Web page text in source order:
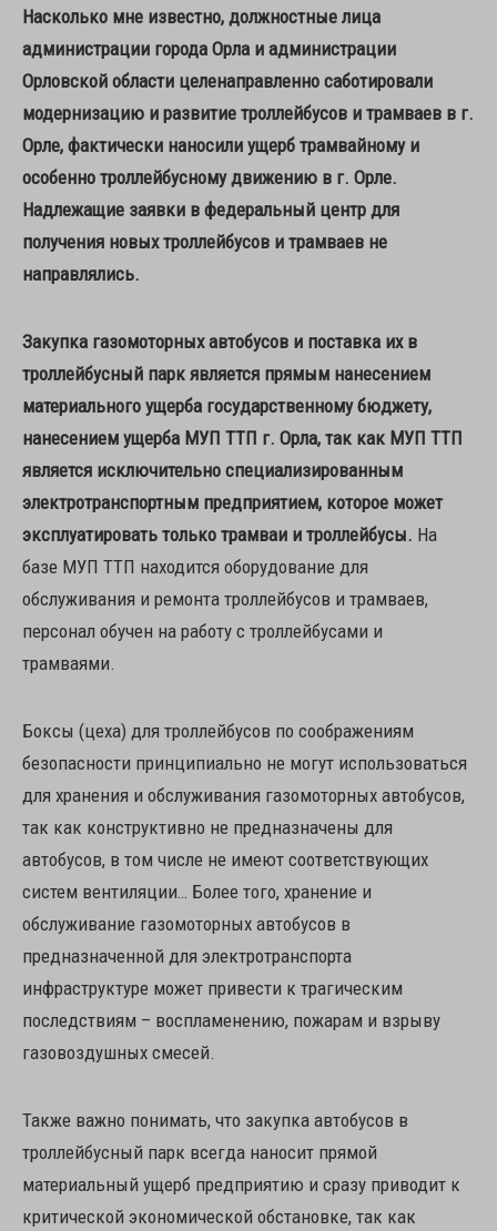
Насколько мне известно, должностные лица
администрации города Орла и администрации
Орловской области целенаправленно саботировали
модернизацию и развитие троллейбусов и трамваев в г.
Орле, фактически наносили ущерб трамвайному и
особенно троллейбусному движению в г. Орле.
Надлежащие заявки в федеральный центр для
получения новых троллейбусов и трамваев не
направлялись.
Закупка газомоторных автобусов и поставка их в
троллейбусный парк является прямым нанесением
материального ущерба государственному бюджету,
нанесением ущерба МУП ТТП г. Орла, так как МУП ТТП
является исключительно специализированным
электротранспортным предприятием, которое может
эксплуатировать только трамваи и троллейбусы. На
базе МУП ТТП находится оборудование для
обслуживания и ремонта троллейбусов и трамваев,
персонал обучен на работу с троллейбусами и
трамваями.
Боксы (цеха) для троллейбусов по соображениям
безопасности принципиально не могут использоваться
для хранения и обслуживания газомоторных автобусов,
так как конструктивно не предназначены для
автобусов, в том числе не имеют соответствующих
систем вентиляции… Более того, хранение и
обслуживание газомоторных автобусов в
предназначенной для электротранспорта
инфраструктуре может привести к трагическим
последствиям – воспламенению, пожарам и взрыву
газовоздушных смесей.
Также важно понимать, что закупка автобусов в
троллейбусный парк всегда наносит прямой
материальный ущерб предприятию и сразу приводит к
критической экономической обстановке, так как